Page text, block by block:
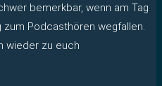
bemerkbar, wenn am Tag
Podcasthören wegfallen.
wieder zu euch